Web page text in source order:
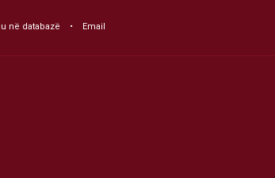
në databazë Email